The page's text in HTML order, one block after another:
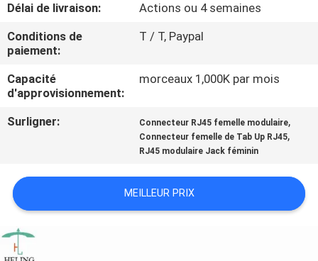
QUALITÉ
CONTACTEZ-
NOUS
DEMANDEZ
CITATION
PLAN
DU
Délai de livraison:
Actions ou 4 semaines
Conditions de
paiement:
T / T, Paypal
Capacité
d'approvisionnement:
morceaux 1,000K par mois
Surligner: Connecteur RJ45 femelle modulaire,
Connecteur femelle de Tab Up RJ45,
RJ45 modulaire Jack féminin
MEILLEUR PRIX